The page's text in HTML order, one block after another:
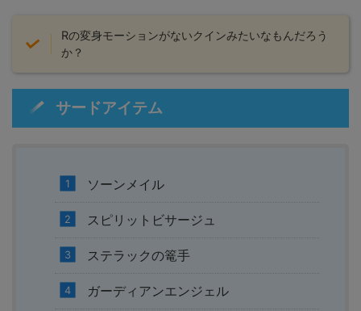
Rの変身モーションがないクインみたいなもんだろう
か？
サードアイテム
ソーンメイル
スピリットビサージュ
ステラックの篭手
ガーディアンエンジェル